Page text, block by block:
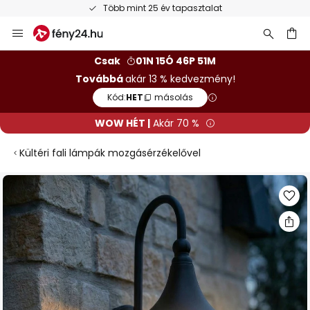
Több mint 25 év tapasztalat
Ugrás
a
Csak
01N 15Ó 46P 50M
Továbbáakár 13 % kedvezmény!
Kód:HET másolás
WOW HÉT | Akár 70 %
Kültéri fali lámpák mozgásérzékelővel
Ugrás
képgaléria
végére